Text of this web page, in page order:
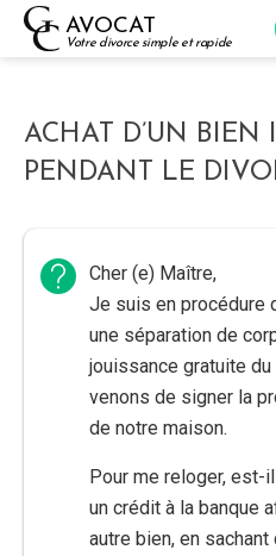
Skip
AVOCAT
Votre divorce simple et rapide
ACHAT D’UN BIEN
PENDANT LE
Cher (e) Maître,
Je suis en procédure
une séparation de
jouissance gratuite
venons de signer la
de notre maison.
Pour me reloger, est-
un crédit à la banque
autre bien, en